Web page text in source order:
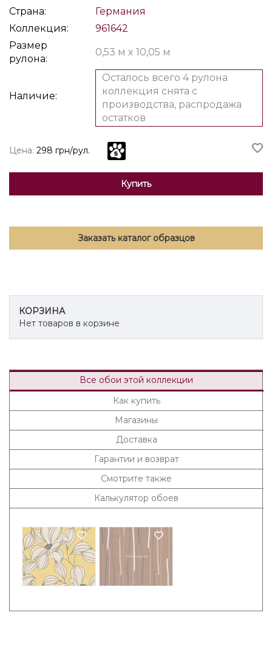
Страна:
Германия
Коллекция:
961642
Размер
рулона:
0,53 м x 10,05 м
Наличие:
Осталось всего 4 рулона
коллекция снята с
производства, распродажа
остатков
Цена: 298 грн/рул.
Купить
Заказать каталог образцов
КОРЗИНА
Нет товаров в корзине
Все обои этой коллекции
Как купить
Магазины
Доставка
Гарантии и возврат
Смотрите также
Калькулятор обоев